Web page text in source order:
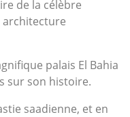
de la célèbre
architecture
palais El Bahia
sur son histoire.
saadienne, et en